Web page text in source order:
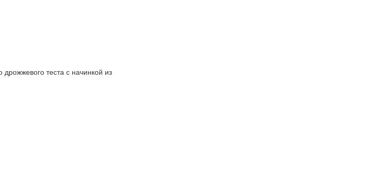
дрожжевого теста с начинкой из